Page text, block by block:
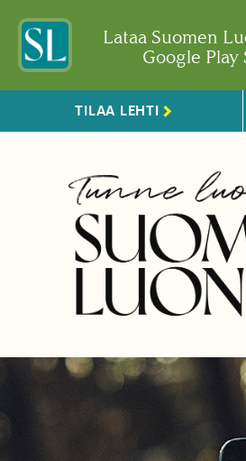
Lataa Suomen
Google Play
TILAA LEHTI